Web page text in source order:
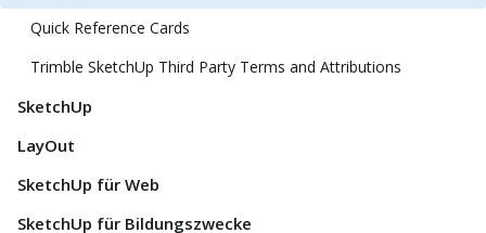
Quick Reference Cards
Trimble SketchUp Third Party Terms and Attributions
SketchUp
LayOut
SketchUp für Web
SketchUp für Bildungszwecke